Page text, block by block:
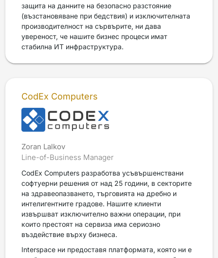
защита на данните на безопасно разстояние
(възстановяване при бедствия) и изключителната
производителност на сървърите, ни дава
увереност, че нашите бизнес процеси имат
стабилна ИТ инфраструктура.
CodEx Computers
Zoran Lalkov
Line-of-Business Manager
CodEx Computers разработва усъвършенствани
софтуерни решения от над 25 години, в секторите
на здравеопазването, търговията на дребно и
интелигентните градове. Нашите клиенти
извършват изключително важни операции, при
които престоят на сервиза има сериозно
въздействие върху бизнеса.
Interspace ни предоставя платформата, която ни е